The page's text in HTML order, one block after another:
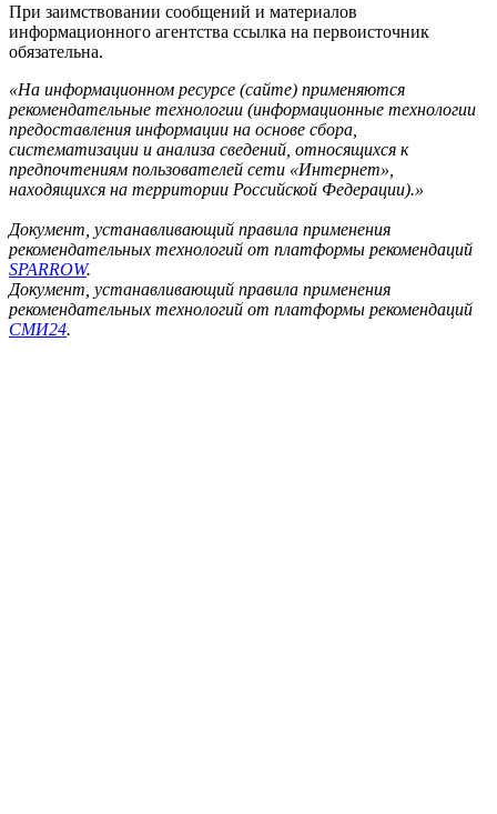
При заимствовании сообщений и материалов
информационного агентства ссылка на первоисточник
обязательна.
«На информационном ресурсе (сайте) применяются
рекомендательные технологии (информационные технологии
предоставления информации на основе сбора,
систематизации и анализа сведений, относящихся к
предпочтениям пользователей сети «Интернет»,
находящихся на территории Российской Федерации).»
Документ, устанавливающий правила применения
рекомендательных технологий от платформы рекомендаций
SPARROW.
Документ, устанавливающий правила применения
рекомендательных технологий от платформы рекомендаций
СМИ24.